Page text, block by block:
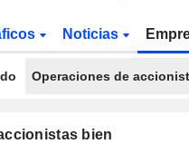
Noticias
Operaciones de
bien